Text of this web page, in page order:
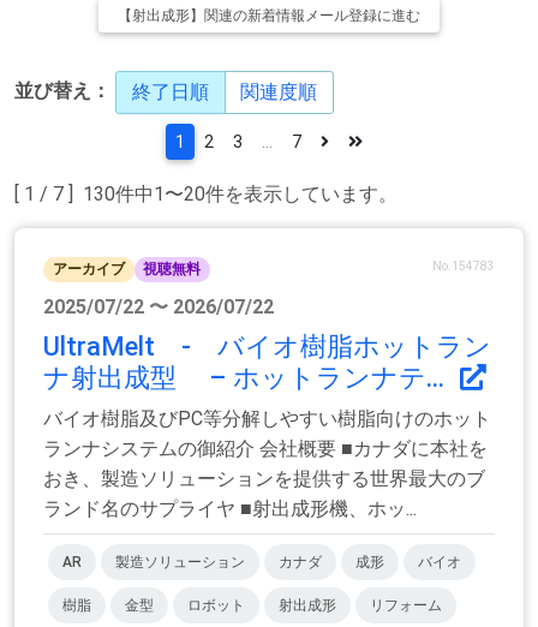
【射出成形】関連の新着情報メール登録に進む
並び替え： 終了日順 関連度順
[ 1 / 7 ] 130件中1〜20件を表示しています。
1 2 3 7
アーカイブ 視聴無料 No.154783
2025/07/22 〜 2026/07/22
UltraMelt - バイオ樹脂ホットラン
ナ射出成型 – ホットランナテ...
バイオ樹脂及びPC等分解しやすい樹脂向けのホット
ランナシステムの御紹介 会社概要 ■カナダに本社を
おき、製造ソリューションを提供する世界最大のブ
ランド名のサプライヤ ■射出成形機、ホッ...
AR 製造ソリューション カナダ 成形 バイオ
樹脂 金型 ロボット 射出成形 リフォーム